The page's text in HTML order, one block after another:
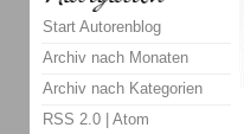
Start Autorenblog
Archiv nach Monaten
Archiv nach Kategorien
RSS 2.0 | Atom